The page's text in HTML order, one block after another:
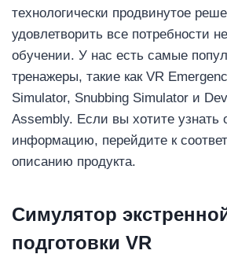
технологически продвинутое
удовлетворить все потребности
обучении. У нас есть самые
тренажеры, такие как VR
Simulator, Snubbing Simulator и
Assembly. Если вы хотите узнать
информацию, перейдите к
описанию продукта.
Симулятор
подготовки VR